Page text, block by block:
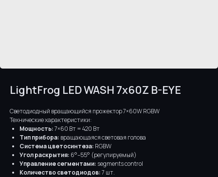
LightFrog LED WASH 7x60Z B-EYE
Светодиодный вращающийся прожектор 7×60W RGBW
Технические характеристики:
Мощность:7×60 Вт = 420 Вт
Тип прибора: вращающаяся световая голова
Система цветосинтеза: RGBW
Угол раскрытия: 6°–55° (регулируемый)
Управление сегментами: segments control
Количество светодиодов:7 шт.